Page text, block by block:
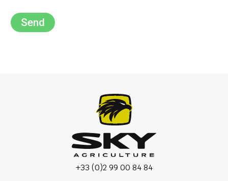
Send
+33 (0)2 99 00 84 84